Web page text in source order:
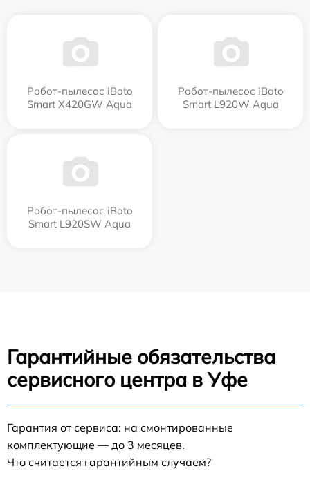
Робот-пылесос iBoto
Smart Х420GW Aqua
Робот-пылесос iBoto
Smart L920W Aqua
Робот-пылесос iBoto
Smart L920SW Aqua
Гарантийные обязательства
сервисного центра в Уфе
Гарантия от сервиса: на смонтированные
комплектующие — до 3 месяцев.
Что считается гарантийным случаем?